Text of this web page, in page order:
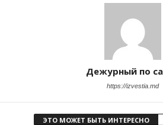
Дежурный по
https://izvestia.md
ЭТО МОЖЕТ БЫТЬ ИНТЕРЕСНО